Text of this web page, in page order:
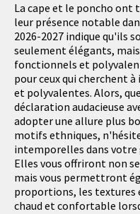
La cape et le poncho ont
leur présence notable
2026-2027 indique qu'ils
seulement élégants,
fonctionnels et
pour ceux qui cherchent
et polyvalentes. Alors,
déclaration audacieuse
adopter une allure plus
motifs ethniques,
intemporelles dans votre
Elles vous offriront non
mais vous permettront
proportions, les textures
chaud et confortable